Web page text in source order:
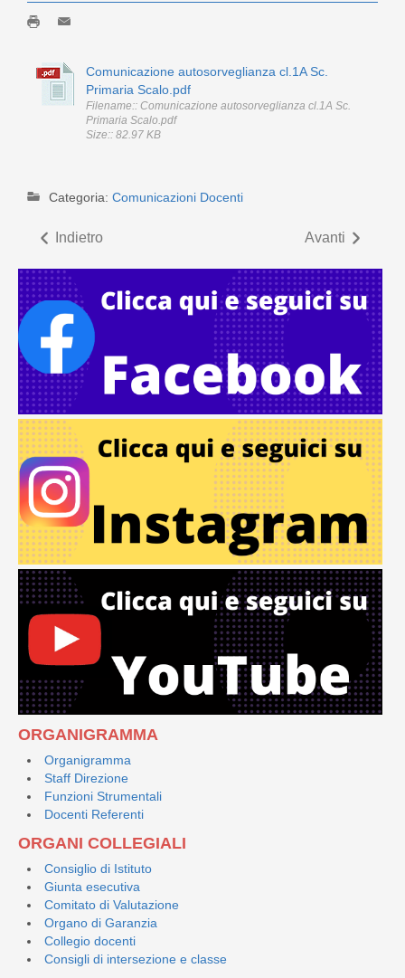
ORGANIGRAMMA
Organigramma
Staff Direzione
Funzioni Strumentali
Docenti Referenti
ORGANI COLLEGIALI
Consiglio di Istituto
Giunta esecutiva
Comitato di Valutazione
Organo di Garanzia
Collegio docenti
Consigli di intersezione e classe
Comunicazione autosorveglianza cl.1A Sc.
Primaria Scalo.pdf
Filename:: Comunicazione autosorveglianza cl.1A Sc.
Primaria Scalo.pdf
Size:: 82.97 KB
Categoria: Comunicazioni Docenti
Indietro Avanti